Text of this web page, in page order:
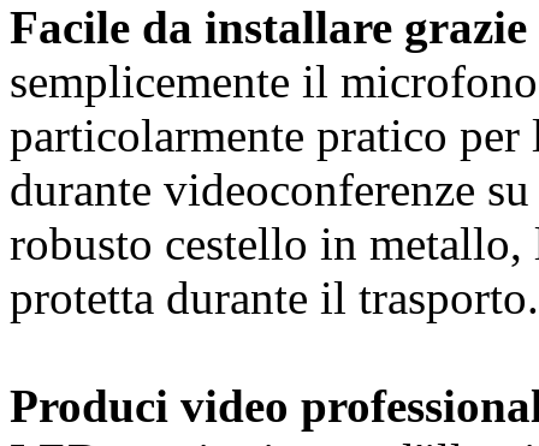
Facile da installare
semplicemente il
particolarmente pratico
durante videoconferenze
robusto cestello in
protetta durante il trasporto.
Produci video